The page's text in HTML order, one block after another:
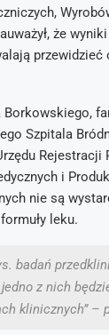
że
przewidzieć
Borkowskiego,
Szpitala
Rejestracji
i
nie są
leku.
badań
z nich
klinicznych” –